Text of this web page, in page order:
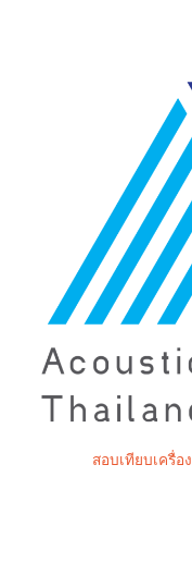
สอบเทียบเครื่อ